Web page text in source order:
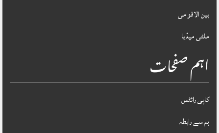
بین الاقوامی
ملٹی میڈیا
اہم صفحات
کاپی رائٹس
ہم سے رابطہ